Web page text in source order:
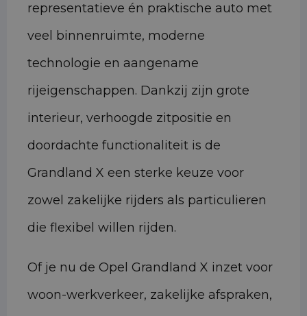
representatieve én praktische auto met
veel binnenruimte, moderne
technologie en aangename
rijeigenschappen. Dankzij zijn grote
interieur, verhoogde zitpositie en
doordachte functionaliteit is de
Grandland X een sterke keuze voor
zowel zakelijke rijders als particulieren
die flexibel willen rijden.
Of je nu de Opel Grandland X inzet voor
woon-werkverkeer, zakelijke afspraken,